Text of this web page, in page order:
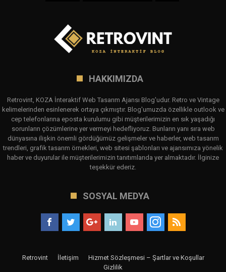
HAKKIMIZDA
Retrovint, KOZA İnteraktif Web Tasarım Ajansı Blog'udur. Retro ve Vintage
kelimelerinden esinlenerek ortaya çıkmıştır. Blog'umuzda özellikle outlook ve
cep telefonlarına eposta kurulumu gibi müşterilerimizin en sık yaşadığı
sorunların çözümlerine yer vermeyi hedefliyoruz. Bunların yanı sıra web
dünyasına ilişkin önemli gördüğümüz gelişmeler ve haberler, web tasarım
trendleri, grafik tasarım örnekleri, web sitesi şablonları ve ajansımıza yönelik
haber ve duyurular ile müşterilerimizin tanıtımlarıda yer almaktadır. İlginize
teşekkür ederiz.
SOSYAL MEDYA
Retrovint İletişim
Hizmet Sözleşmesi – Şartlar ve Koşullar
Gizlilik